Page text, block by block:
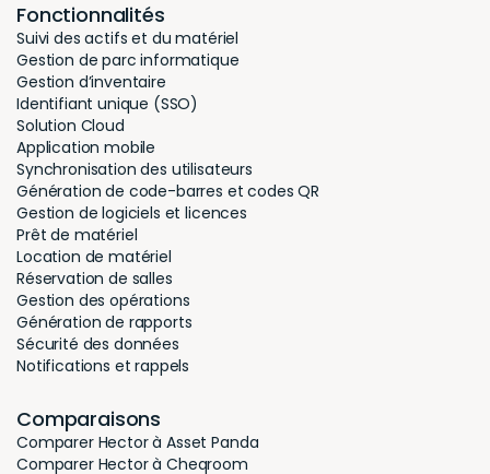
Fonctionnalités
Suivi des actifs et du matériel
Gestion de parc informatique
Gestion d’inventaire
Identifiant unique (SSO)
Solution Cloud
Application mobile
Synchronisation des utilisateurs
Génération de code-barres et codes QR
Gestion de logiciels et licences
Prêt de matériel
Location de matériel
Réservation de salles
Gestion des opérations
Génération de rapports
Sécurité des données
Notifications et rappels
Comparaisons
Comparer Hector à Asset Panda
Comparer Hector à Cheqroom